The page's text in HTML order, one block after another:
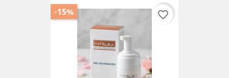
-15% favorite_border